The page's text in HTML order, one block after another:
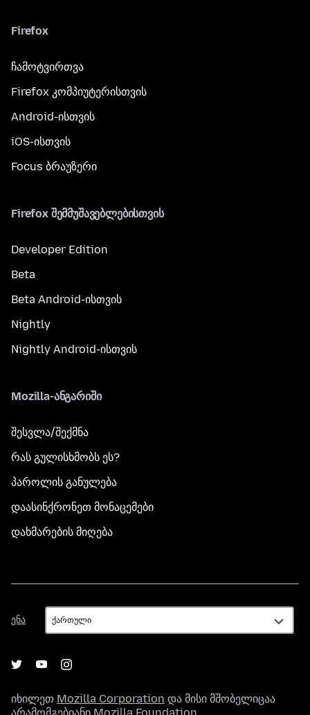
Firefox
ჩამოტვირთვა
Firefox კომპიუტერისთვის
Android-ისთვის
iOS-ისთვის
Focus ბრაუზერი
Firefox შემმუშავებლებისთვის
Developer Edition
Beta
Beta Android-ისთვის
Nightly
Nightly Android-ისთვის
Mozilla-ანგარიში
შესვლა/შექმნა
რას გულისხმობს ეს?
პაროლის განულება
დაასინქრონეთ მონაცემები
დახმარების მიღება
ენა
ენა
იხილეთ Mozilla Corporation და მისი მშობელიცაა